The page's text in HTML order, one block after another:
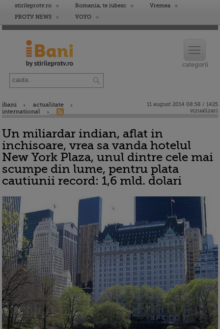
stirileprotv.ro Romania, te iubesc
Vremea
PROTV NEWS
VOYO
ibani
actualitate
international
11 august 2014 08:58 / 1425
vizualizari
Un miliardar indian, aflat in
inchisoare, vrea sa vanda hotelul
New York Plaza, unul dintre cele mai
scumpe din lume, pentru plata
cautiunii record: 1,6 mld. dolari